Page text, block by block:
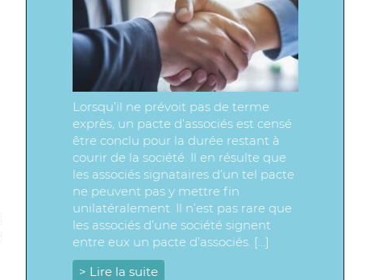
Lorsqu’il ne prévoit pas de terme
exprès, un pacte d’associés est censé
être conclu pour la durée restant à
courir de la société. Il en résulte que
les associés signataires d’un tel pacte
ne peuvent pas y mettre fin
unilatéralement. Il n’est pas rare que
les associés d’une société signent
entre eux un pacte d’associés. […]
> Lire la suite